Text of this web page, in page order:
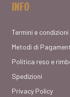
INFO
Termini e condizioni
Metodi di
Politica reso e
Spedizioni
Privacy Policy